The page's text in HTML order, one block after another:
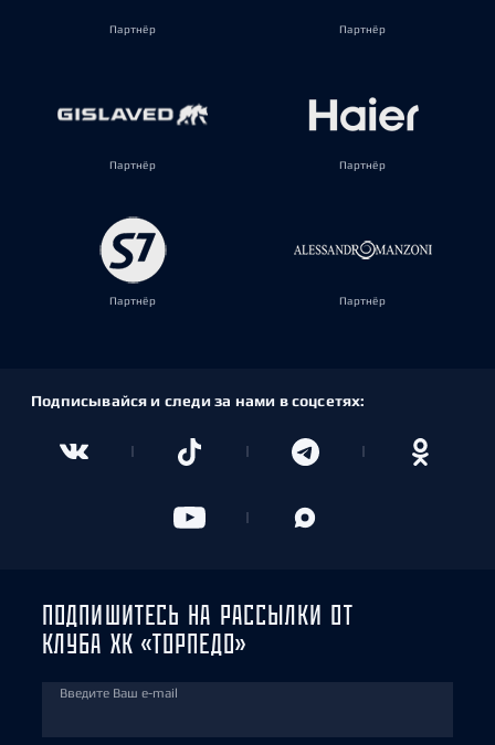
Партнёр Партнёр
Партнёр Партнёр
Партнёр Партнёр
Подписывайся и следи за нами в соцсетях:
ПОДПИШИТЕСЬ НА РАССЫЛКИ ОТ
КЛУБА ХК «ТОРПЕДО»
Введите Ваш e-mail